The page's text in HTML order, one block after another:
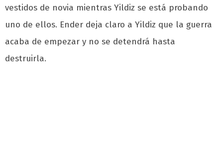
vestidos de novia mientras Yildiz se está probando
uno de ellos. Ender deja claro a Yildiz que la guerra
acaba de empezar y no se detendrá hasta
destruirla.